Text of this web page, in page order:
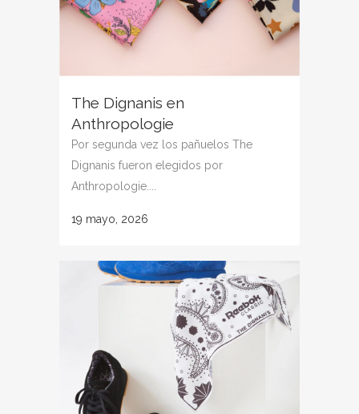
The Dignanis en
Anthropologie
Por segunda vez los pañuelos The
Dignanis fueron elegidos por
Anthropologie....
19 mayo, 2026